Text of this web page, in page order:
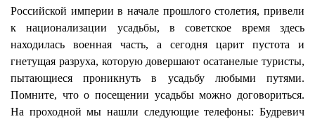
Российской империи в начале прошлого столетия, привели
к национализации усадьбы, в советское время здесь
находилась военная часть, а сегодня царит пустота и
гнетущая разруха, которую довершают осатанелые туристы,
пытающиеся проникнуть в усадьбу любыми путями.
Помните, что о посещении усадьбы можно договориться.
На проходной мы нашли следующие телефоны: Будревич